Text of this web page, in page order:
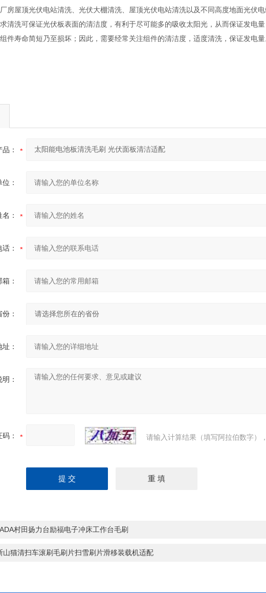
房屋顶光伏电站清洗、光伏大棚清洗、屋顶光伏电站清洗以及不同高度地面光伏
清洗可保证光伏板表面的清洁度，有利于尽可能多的吸收太阳光，从而保证发电
件寿命简短乃至损坏；因此，需要经常关注组件的清洁度，适度清洗，保证发电量
品：
：
：
：
：
份：
：
：
： 请输入计算结果（填写阿拉伯数字）
村田扬力台励福电子冲床工作台毛刷
山猫清扫车滚刷毛刷片扫雪刷片滑移装载机适配